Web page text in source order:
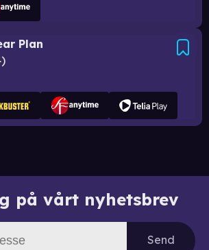
Plan
på vårt nyhetsbrev
Send